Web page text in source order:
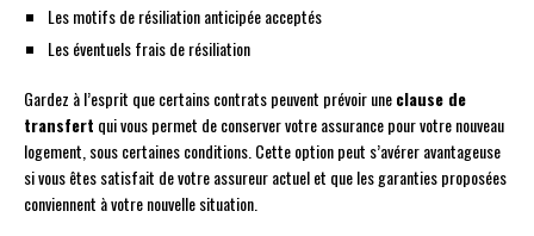
Les motifs de résiliation anticipée acceptés
Les éventuels frais de résiliation
Gardez à l’esprit que certains contrats peuvent prévoir uneclause de
transfert qui vous permet de conserver votre assurance pour votre nouveau
logement, sous certaines conditions. Cette option peut s’avérer avantageuse
si vous êtes satisfait de votre assureur actuel et que les garanties proposées
conviennent à votre nouvelle situation.